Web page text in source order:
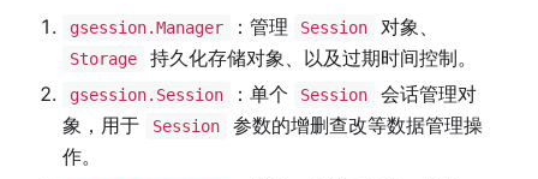
gsession.Manager ：管理 Session 对象、
Storage 持久化存储对象、以及过期时间控制。
gsession.Session ：单个 Session
会话管理对
象，用于
Session
参数的增删查改等数据管理操
作。